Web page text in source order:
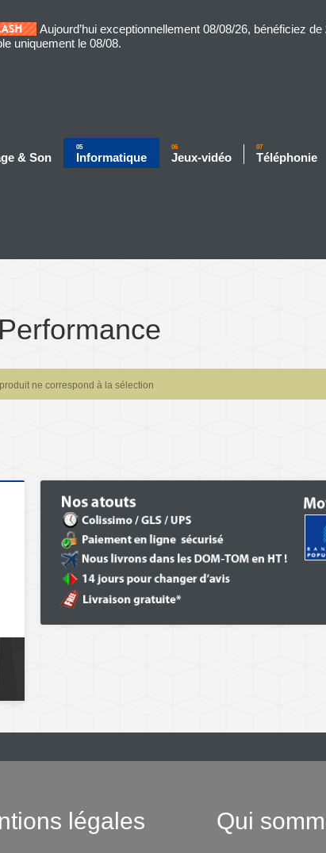
Aujourd’hui exceptionnellement 08/08/26, bénéficiez de
uniquement le 08/08.
& Son
05
Informatique
06
Jeux-vidéo
07
Téléphonie
ne correspond à la sélection
légales Qui